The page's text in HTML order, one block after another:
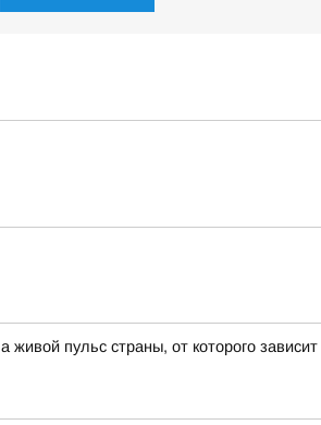
пульс страны, от которого